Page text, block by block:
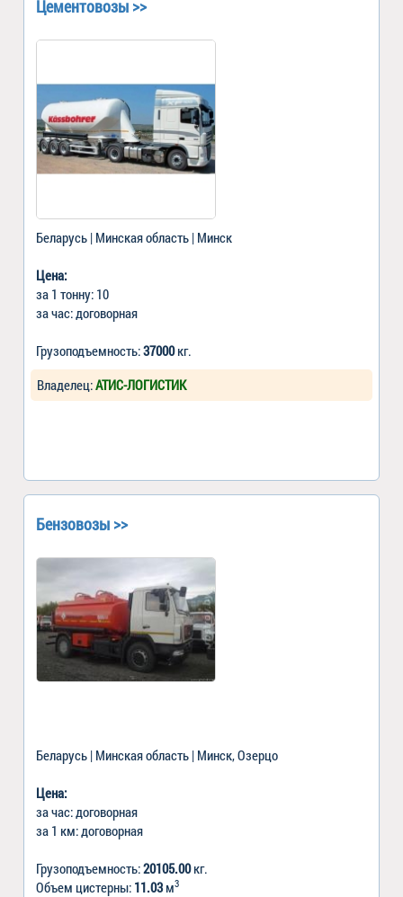
Цементовозы >>
Беларусь | Минская область | Минск
Цена:
за 1 тонну: 10
за час: договорная
Грузоподъемность:37000кг.
Владелец:АТИС-ЛОГИСТИК
Бензовозы >>
Беларусь | Минская область | Минск, Озерцо
Цена:
за час: договорная
за 1 км: договорная
Грузоподъемность:20105.00кг.
Объем цистерны: 11.03м3